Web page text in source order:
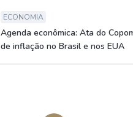
ECONOMIA
Agenda econômica: Ata do
de inflação no Brasil e nos EUA